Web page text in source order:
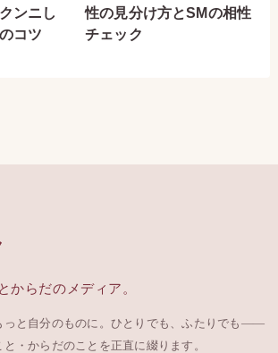
ンニし
コツ
性の見分け方とSMの相性
チェック
からだのメディア。
っと自分のものに。ひとりでも、ふたりでも——
・からだのことを正直に綴ります。